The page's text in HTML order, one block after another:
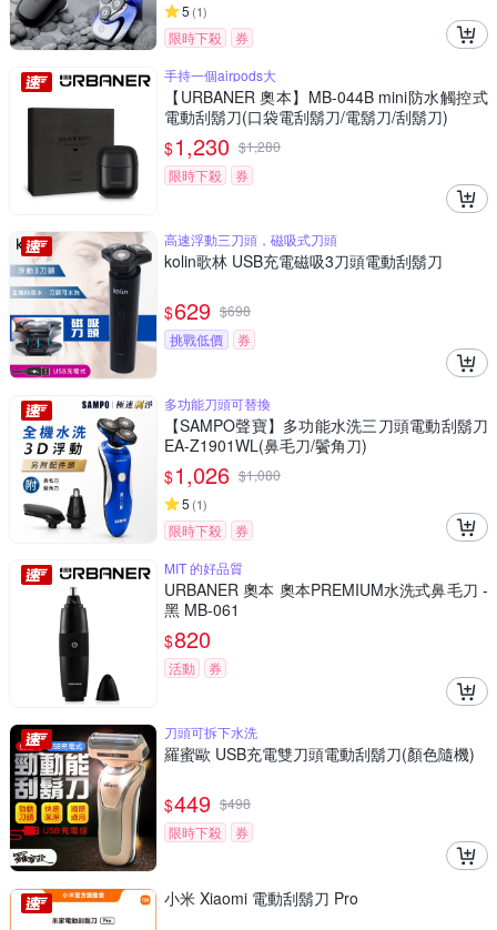
5 (1)
限時下殺
券
手持一個airpods大
【URBANER 奧本】MB-044B mini防水觸控式
電動刮鬍刀(口袋電刮鬍刀/電鬍刀/刮鬍刀)
$1,230 $1,280
限時下殺
券
高速浮動三刀頭，磁吸式刀頭
kolin歌林 USB充電磁吸3刀頭電動刮鬍刀
$629 $698
挑戰低價
券
多功能刀頭可替換
【SAMPO聲寶】多功能水洗三刀頭電動刮鬍刀
EA-Z1901WL(鼻毛刀/鬢角刀)
$1,026 $1,080
5 (1)
限時下殺
券
MIT 的好品質
URBANER 奧本 奧本PREMIUM水洗式鼻毛刀 -
黑 MB-061
$820
活動 券
刀頭可拆下水洗
羅蜜歐 USB充電雙刀頭電動刮鬍刀(顏色隨機)
$449 $498
限時下殺
券
小米 Xiaomi 電動刮鬍刀 Pro